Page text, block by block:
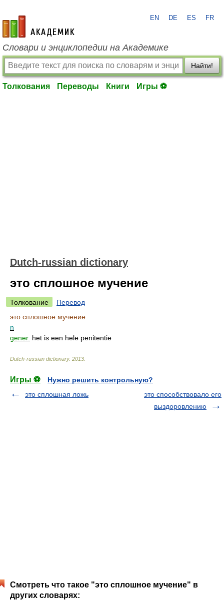
academic.ru
EN DE ES FR
Словари и энциклопедии на Академике
Найти!
Толкования Переводы Книги Игры ⚽
Dutch-russian dictionary
это сплошное мучение
Толкование
Перевод
это сплошное мучение
n
gener. het is een hele penitentie
Dutch-russian dictionary. 2013
Игры ⚽
Нужно решить контрольную?
это сплошная ложь
это способствовало его
выздоровлению
Смотреть что такое "это сплошное мучение" в
других словарях: